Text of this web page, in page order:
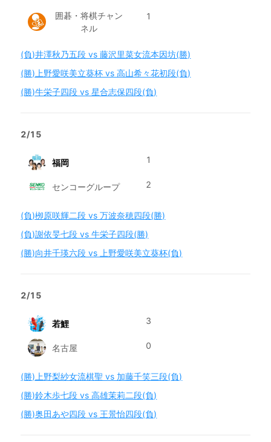
囲碁・将棋チャン
ネル
1
(負)井澤秋乃五段 vs 藤沢里菜女流本因坊(勝)
(勝)上野愛咲美立葵杯 vs 高山希々花初段(負)
(勝)牛栄子四段 vs 星合志保四段(負)
2/15
福岡
センコーグループ
1
2
(負)栁原咲輝二段 vs 万波奈穂四段(勝)
(負)謝依旻七段 vs 牛栄子四段(勝)
(勝)向井千瑛六段 vs 上野愛咲美立葵杯(負)
2/15
若鯉
名古屋
3
0
(勝)上野梨紗女流棋聖 vs 加藤千笑三段(負)
(勝)鈴木歩七段 vs 高雄茉莉二段(負)
(勝)奥田あや四段 vs 王景怡四段(負)